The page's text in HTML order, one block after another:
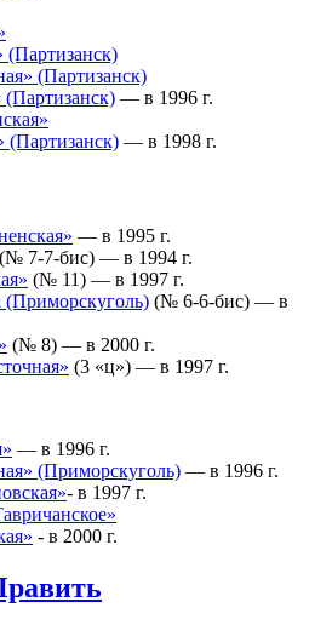
(Партизанск)
(Партизанск)
— в 1996 г.
(Партизанск) — в 1998 г.
— в 1995 г.
(№ 7-7-бис) — в 1994 г.
(№ 11) — в 1997 г.
(№ 6-6-бис) — в
(№ 8) — в 2000 г.
(3 «ц») — в 1997 г.
— в 1996 г.
(Приморскуголь) — в 1996 г.
- в 1997 г.
- в 2000 г.